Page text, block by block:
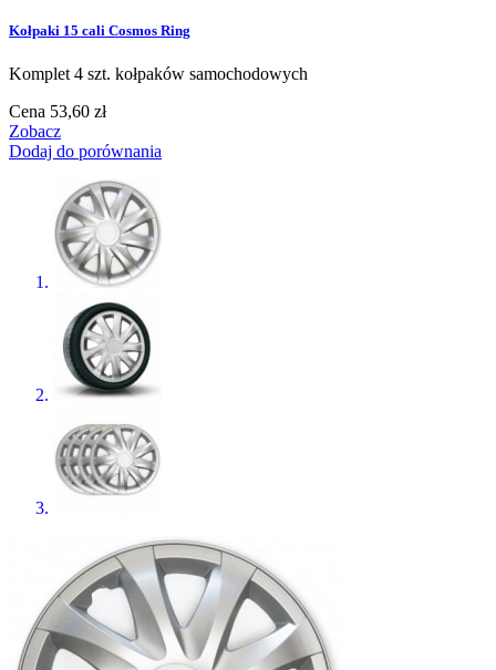
Kołpaki 15 cali Cosmos Ring
Komplet 4 szt. kołpaków samochodowych
Cena 53,60 zł
Zobacz
Dodaj do porównania